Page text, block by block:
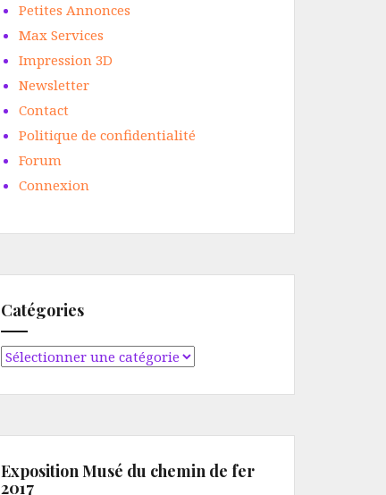
Petites Annonces
Max Services
Impression 3D
Newsletter
Contact
Politique de confidentialité
Forum
Connexion
Catégories
Catégories
Exposition Musé du chemin de fer
2017